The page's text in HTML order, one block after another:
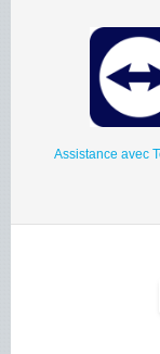
Assistance avec